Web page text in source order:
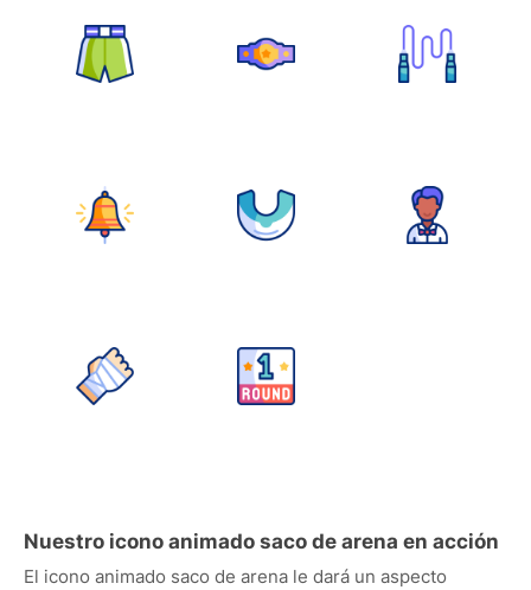
Nuestro icono animado saco de arena en acción
El icono animado saco de arena le dará un aspecto